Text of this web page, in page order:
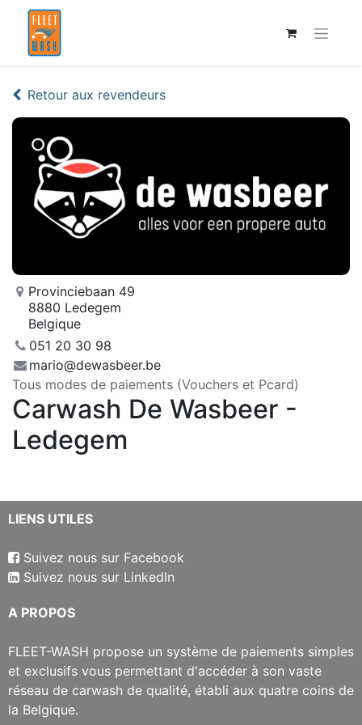
Retour aux revendeurs
Provinciebaan 49
8880 Ledegem
Belgique
051 20 30 98
mario@dewasbeer.be
Tous modes de paiements (Vouchers et Pcard)
Carwash De Wasbeer -
Ledegem
​LIENS UTILES
Suivez nous sur Facebook
Suivez nous sur LinkedIn
​A PROPOS
​FLEET-WASH propose un système de paiements simples
et exclusifs vous permettant d'accéder à son vaste
réseau de carwash de qualité, établi aux quatre coins de
la Belgique.